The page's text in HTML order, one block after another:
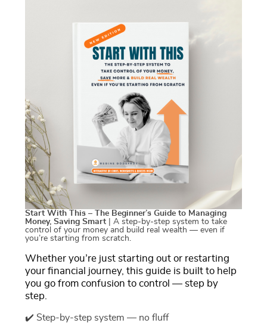
Start With This – The Beginner’s Guide to Managing
Money, Saving Smart
| A step-by-step system to take
control of your money and build real wealth — even if
you’re starting from scratch.
Whether you’re just starting out or restarting
your financial journey, this guide is built to help
you go from confusion to control — step by
step.
✔️ Step-by-step system — no fluff